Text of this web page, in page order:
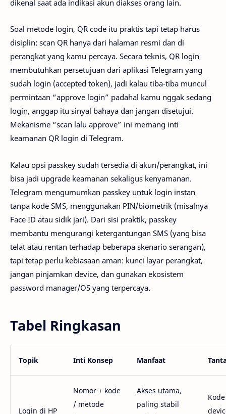
dikenal saat ada indikasi akun diakses orang lain.
Soal metode login, QR code itu praktis tapi tetap harus
disiplin: scan QR hanya dari halaman resmi dan di
perangkat yang kamu percaya. Secara teknis, QR login
membutuhkan persetujuan dari aplikasi Telegram yang
sudah login (accepted token), jadi kalau tiba-tiba muncul
permintaan “approve login” padahal kamu nggak sedang
login, anggap itu sinyal bahaya dan jangan disetujui.
Mekanisme “scan lalu approve” ini memang inti
keamanan QR login di Telegram.
Kalau opsi passkey sudah tersedia di akun/perangkat, ini
bisa jadi upgrade keamanan sekaligus kenyamanan.
Telegram mengumumkan passkey untuk login instan
tanpa kode SMS, menggunakan PIN/biometrik (misalnya
Face ID atau sidik jari). Dari sisi praktik, passkey
membantu mengurangi ketergantungan SMS (yang bisa
telat atau rentan terhadap beberapa skenario serangan),
tapi tetap perlu kebiasaan aman: kunci layar perangkat,
jangan pinjamkan device, dan gunakan ekosistem
password manager/OS yang terpercaya.
Tabel Ringkasan
Topik Inti Konsep Manfaat
Login di HP
Nomor + kode
/ metode
Akses utama,
paling stabil